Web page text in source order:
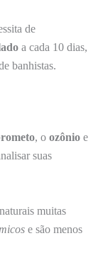
de
a cada 10 dias,
banhistas.
, o ozônio e
suas
muitas
e são menos